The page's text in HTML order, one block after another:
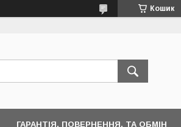
Кошик
ГАРАНТІЯ, ПОВЕРНЕННЯ, ТА ОБМІН